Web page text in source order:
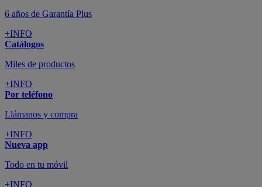
6 años de Garantía Plus
+INFO
Catálogos
Miles de productos
+INFO
Por teléfono
Llámanos y compra
+INFO
Nueva app
Todo en tu móvil
+INFO